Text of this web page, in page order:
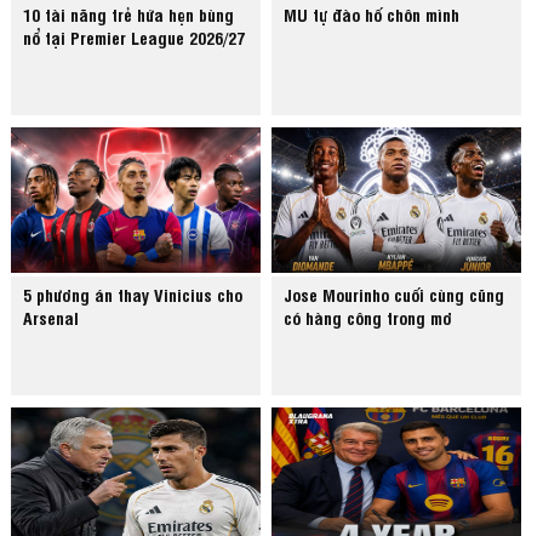
10 tài năng trẻ hứa hẹn bùng
nổ tại Premier League 2026/27
MU tự đào hố chôn mình
5 phương án thay Vinicius cho
Arsenal
Jose Mourinho cuối cùng cũng
có hàng công trong mơ